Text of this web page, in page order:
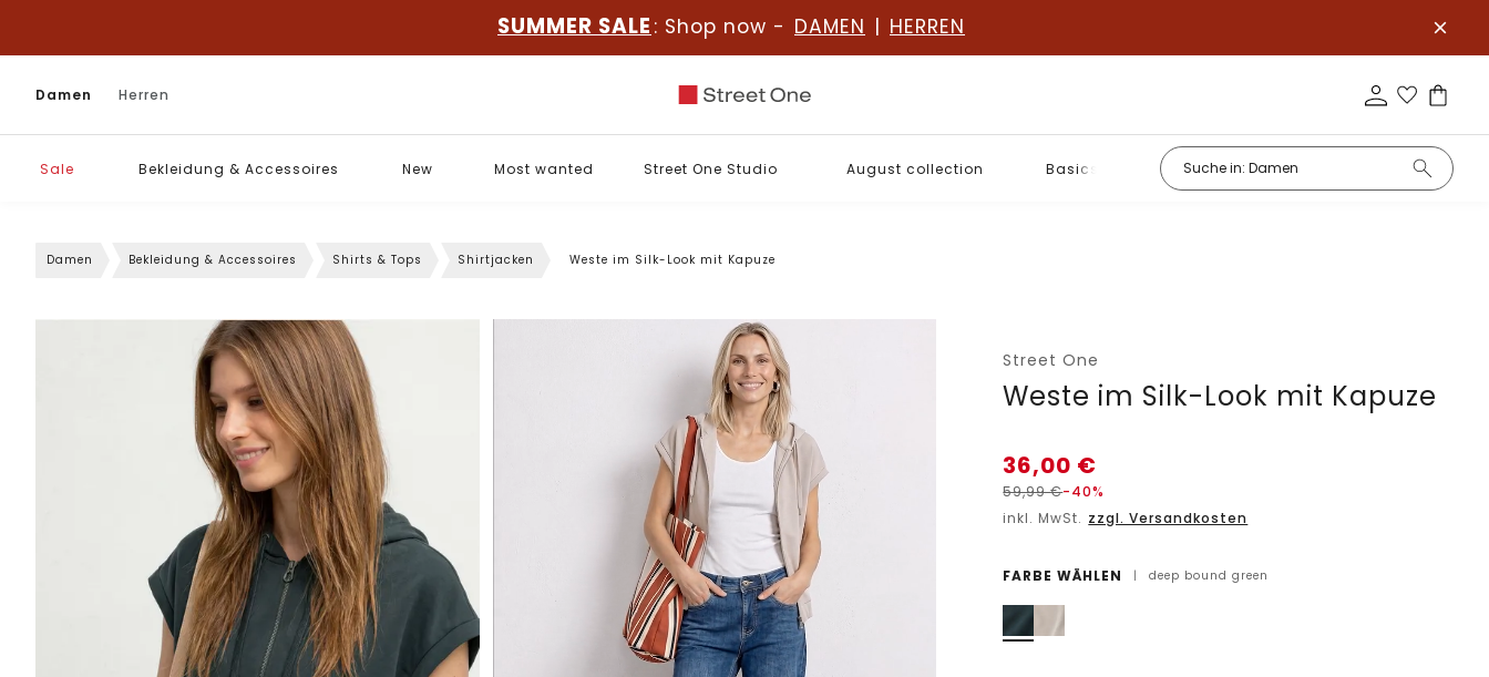
SUMMER SALE : Shop now - DAMEN | HERREN
Damen Herren
Sale Bekleidung & Accessoires New Most wanted Street One Studio August collection Basics
Damen Bekleidung & Accessoires Shirts & Tops Shirtjacken Weste im Silk-Look mit Kapuze
Street One
Weste im Silk-Look mit Kapuze
36,00 €
59,99€-40%
inkl. MwSt. zzgl. Versandkosten
FARBE WÄHLEN | deep bound green